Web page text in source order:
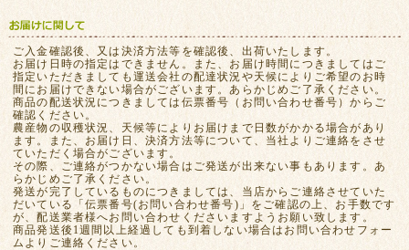
ご入金確認後、又は決済方法等を確認後、出荷いたします。
お届け日時の指定はできません。また、お届け時間につきましてはご
指定いただきましても運送会社の配達状況や天候によりご希望のお時
間にお届けできない場合がございます。あらかじめご了承ください。
商品の配送状況につきましては伝票番号（お問い合わせ番号）からご
確認ください。
農産物の収穫状況、天候等によりお届けまで日数がかかる場合があり
ます。また、お届け日、決済方法等について、当社よりご連絡をさせ
ていただく場合がございます。
その際、ご連絡がつかない場合はご発送が出来ない事もあります。あ
らかじめご了承ください。
発送が完了しているものにつきましては、当店からご連絡させていた
だいている「伝票番号(お問い合わせ番号)」をご確認の上、お手数です
が、配送業者様へお問い合わせくださいますようお願い致します。
商品発送後1週間以上経過しても到着しない場合はお問い合わせフォー
ムよりご連絡ください。